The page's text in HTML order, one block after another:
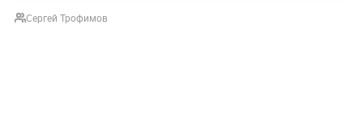
Сергей Трофимов